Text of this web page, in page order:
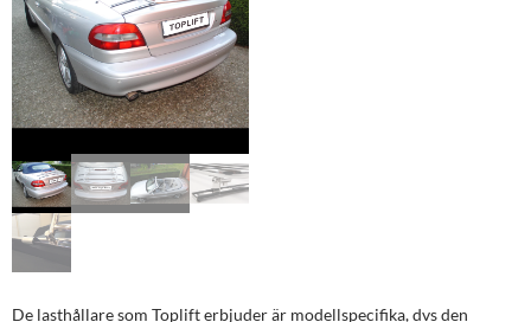
De lasthållare som Toplift erbjuder är modellspecifika, dvs den